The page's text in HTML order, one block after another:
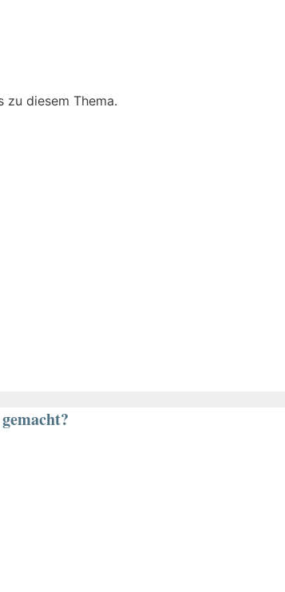
zu diesem Thema.